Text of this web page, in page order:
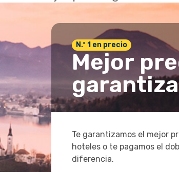
N.º 1 en precio
Mejor
Te garantizamos el mejor
hoteles o te pagamos el
diferencia.